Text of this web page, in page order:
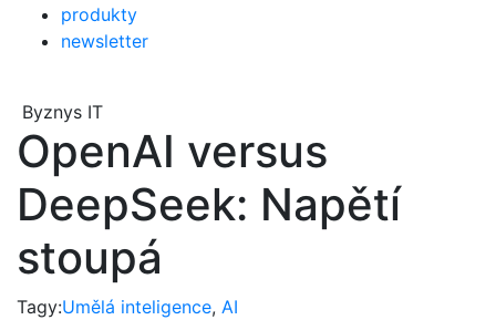
produkty
newsletter
Byznys IT
OpenAI versus
DeepSeek: Napětí
stoupá
Tagy:Umělá inteligence, AI